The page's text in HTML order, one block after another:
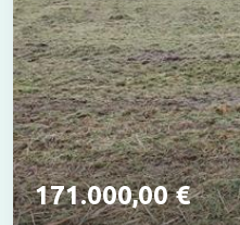
171.000,00 €